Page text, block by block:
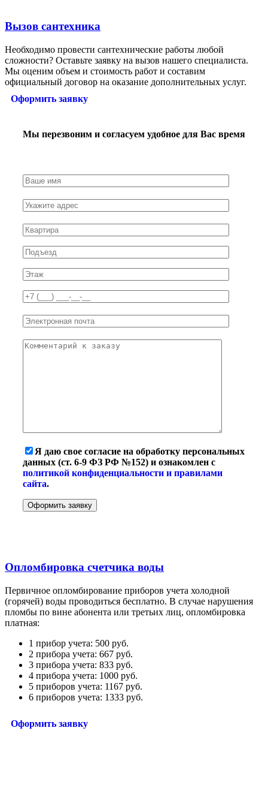
Вызов сантехника
Необходимо провести сантехнические работы любой
сложности? Оставьте заявку на вызов нашего специалиста.
Мы оценим объем и стоимость работ и составим
официальный договор на оказание дополнительных услуг.
Оформить заявку
Мы перезвоним и согласуем удобное для Вас время
Я даю свое согласие на обработку персональных
данных (ст. 6-9 ФЗ РФ №152) и ознакомлен с
политикой конфиденциальности и правилами
сайта.
Опломбировка счетчика воды
Первичное опломбирование приборов учета холодной
(горячей) воды проводиться бесплатно. В случае нарушения
пломбы по вине абонента или третьих лиц, опломбировка
платная:
1 прибор учета: 500 руб.
2 прибора учета: 667 руб.
3 прибора учета: 833 руб.
4 прибора учета: 1000 руб.
5 приборов учета: 1167 руб.
6 приборов учета: 1333 руб.
Оформить заявку